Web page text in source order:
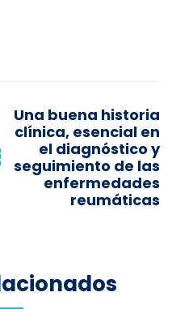
Una buena historia
clínica, esencial en
el diagnóstico y
seguimiento de las
enfermedades
reumáticas